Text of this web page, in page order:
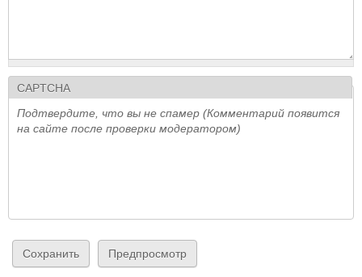
CAPTCHA
Подтвердите, что вы не спамер (Комментарий появится
на сайте после проверки модератором)